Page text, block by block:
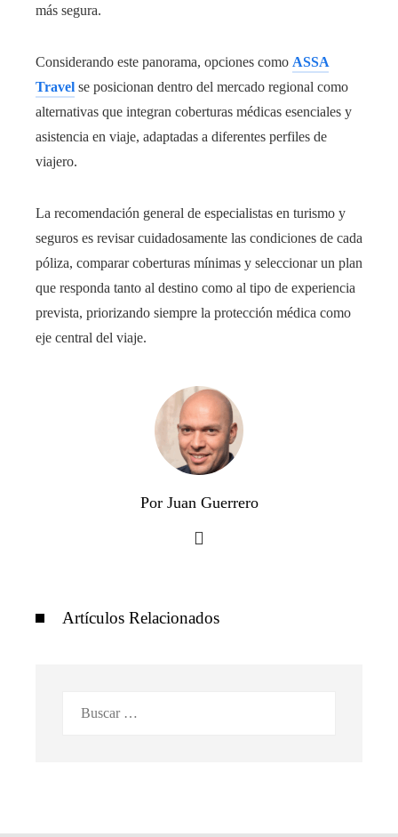
más segura.
Considerando este panorama, opciones como ASSA
Travel se posicionan dentro del mercado regional como
alternativas que integran coberturas médicas esenciales y
asistencia en viaje, adaptadas a diferentes perfiles de
viajero.
La recomendación general de especialistas en turismo y
seguros es revisar cuidadosamente las condiciones de cada
póliza, comparar coberturas mínimas y seleccionar un plan
que responda tanto al destino como al tipo de experiencia
prevista, priorizando siempre la protección médica como
eje central del viaje.
Por Juan Guerrero
Artículos Relacionados